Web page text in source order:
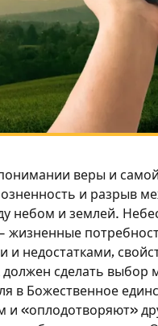
веры и
и разрыв
небом и землей.
и недостатками,
сделать выбор
в Божественное
и «оплодотворяют»